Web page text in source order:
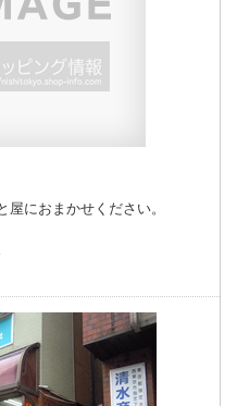
屋におまかせください。